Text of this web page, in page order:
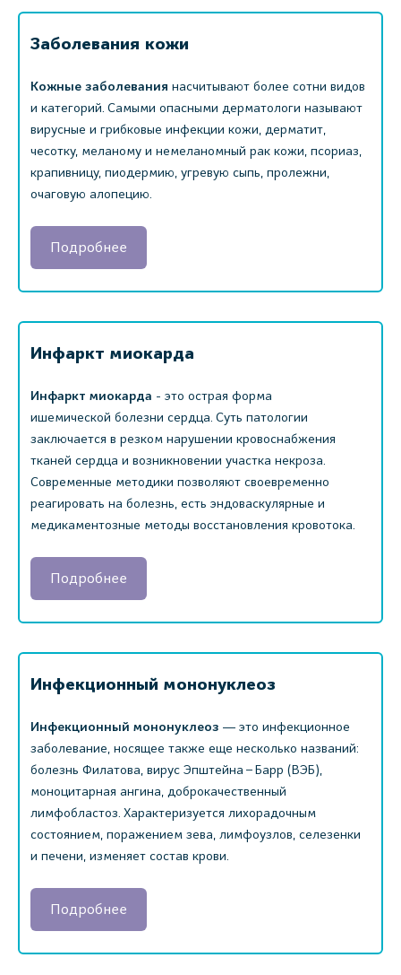
Заболевания кожи
Кожные заболевания насчитывают более сотни видов
и категорий. Самыми опасными дерматологи называют
вирусные и грибковые инфекции кожи, дерматит,
чесотку, меланому и немеланомный рак кожи, псориаз,
крапивницу, пиодермию, угревую сыпь, пролежни,
очаговую алопецию.
Подробнее
Инфаркт миокарда
Инфаркт миокарда - это острая форма
ишемической болезни сердца. Суть патологии
заключается в резком нарушении кровоснабжения
тканей сердца и возникновении участка некроза.
Современные методики позволяют своевременно
реагировать на болезнь, есть эндоваскулярные и
медикаментозные методы восстановления кровотока.
Подробнее
Инфекционный мононуклеоз
Инфекционный мононуклеоз ― это инфекционное
заболевание, носящее также еще несколько названий:
болезнь Филатова, вирус Эпштейна – Барр (ВЭБ),
моноцитарная ангина, доброкачественный
лимфобластоз. Характеризуется лихорадочным
состоянием, поражением зева, лимфоузлов, селезенки
и печени, изменяет состав крови.
Подробнее